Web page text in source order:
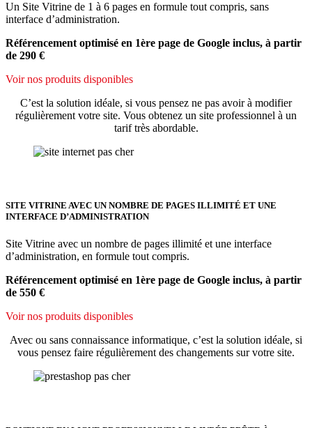
Un Site Vitrine de 1 à 6 pages en formule tout compris, sans
interface d’administration.
Référencement optimisé en 1ère page de Google inclus, à partir
de 290 €
Voir nos produits disponibles
C’est la solution idéale, si vous pensez ne pas avoir à modifier
régulièrement votre site. Vous obtenez un site professionnel à un
tarif très abordable.
SITE VITRINE AVEC UN NOMBRE DE PAGES ILLIMITÉ ET UNE
INTERFACE D’ADMINISTRATION
Site Vitrine avec un nombre de pages illimité et une interface
d’administration, en formule tout compris.
Référencement optimisé en 1ère page de Google inclus, à partir
de 550 €
Voir nos produits disponibles
Avec ou sans connaissance informatique, c’est la solution idéale, si
vous pensez faire régulièrement des changements sur votre site.